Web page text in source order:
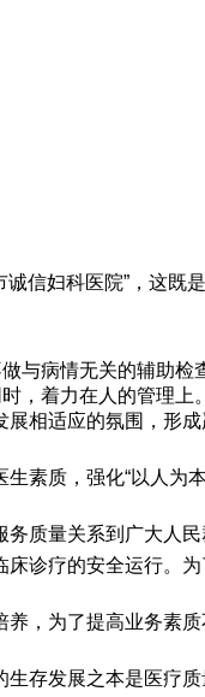
信妇科医院”，这既
与病情无关的辅助
，着力在人的管理上
相适应的氛围，形
素质，强化“以人为
质量关系到广大人民
诊疗的安全运行。
，为了提高业务素
存发展之本是医疗质